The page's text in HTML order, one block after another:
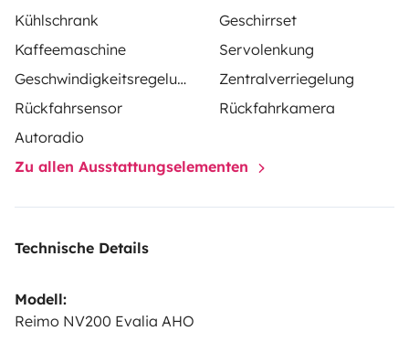
Kühlschrank
Geschirrset
Kaffeemaschine
Servolenkung
Geschwindigkeitsregelung
Zentralverriegelung
Rückfahrsensor
Rückfahrkamera
Autoradio
Zu allen Ausstattungselementen
Technische Details
Modell:
Reimo NV200 Evalia AHO